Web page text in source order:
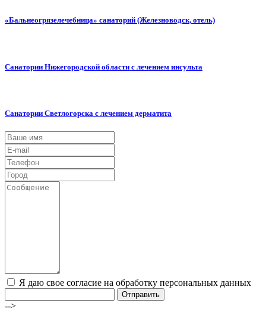
«Бальнеогрязелечебница» cанаторий (Железноводск, отель)
Санатории Нижегородской области с лечением инсульта
Санатории Светлогорска с лечением дерматита
Я даю свое согласие на обработку персональных данных
Отправить
-->